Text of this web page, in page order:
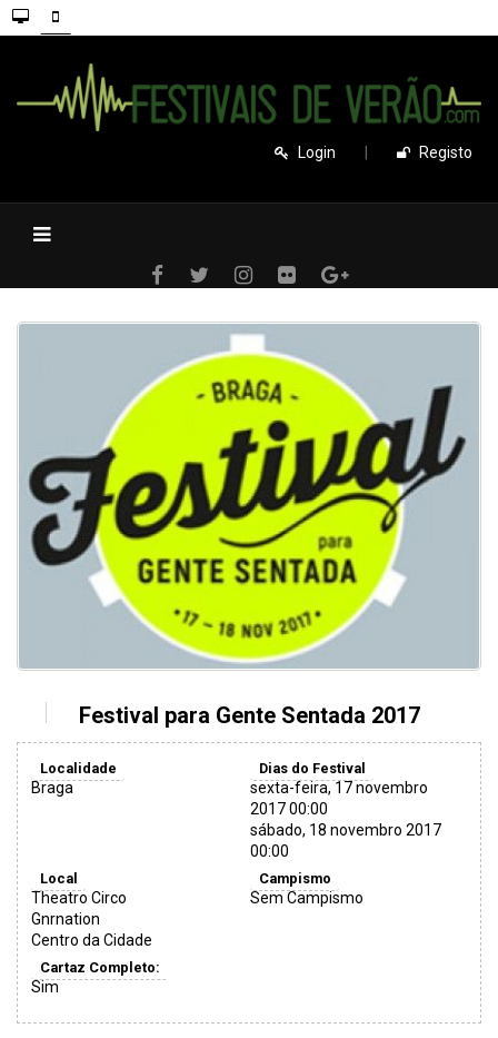
Login Registo
Festival para Gente Sentada 2017
Localidade
Braga
Dias do Festival
sexta-feira, 17 novembro
2017 00:00
sábado, 18 novembro 2017
00:00
Local
Theatro Circo
Gnrnation
Centro da Cidade
Campismo
Sem Campismo
Cartaz Completo:
Sim